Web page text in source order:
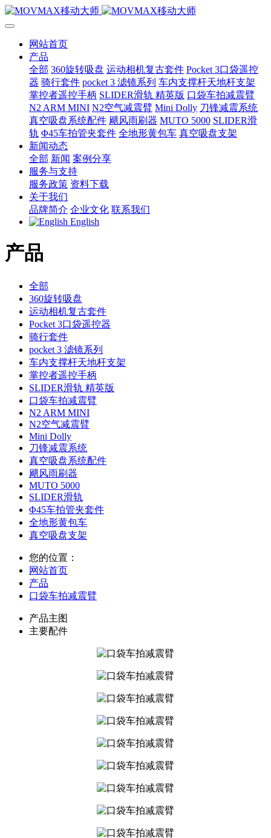
网站首页
产品
全部 360旋转吸盘 运动相机复古套件 Pocket 3口袋遥控
器 骑行套件 pocket 3 滤镜系列 车内支撑杆天地杆支架
掌控者遥控手柄 SLIDER滑轨 精英版 口袋车拍减震臂
N2 ARM MINI N2空气减震臂 Mini Dolly 刀锋减震系统
真空吸盘系统配件 飓风雨刷器 MUTO 5000 SLIDER滑
轨 Φ45车拍管夹套件 全地形黄包车 真空吸盘支架
新闻动态
全部 新闻 案例分享
服务与支持
服务政策 资料下载
关于我们
品牌简介 企业文化 联系我们
English
产品
全部
360旋转吸盘
运动相机复古套件
Pocket 3口袋遥控器
骑行套件
pocket 3 滤镜系列
车内支撑杆天地杆支架
掌控者遥控手柄
SLIDER滑轨 精英版
口袋车拍减震臂
N2 ARM MINI
N2空气减震臂
Mini Dolly
刀锋减震系统
真空吸盘系统配件
飓风雨刷器
MUTO 5000
SLIDER滑轨
Φ45车拍管夹套件
全地形黄包车
真空吸盘支架
您的位置：
网站首页
产品
口袋车拍减震臂
产品主图
主要配件